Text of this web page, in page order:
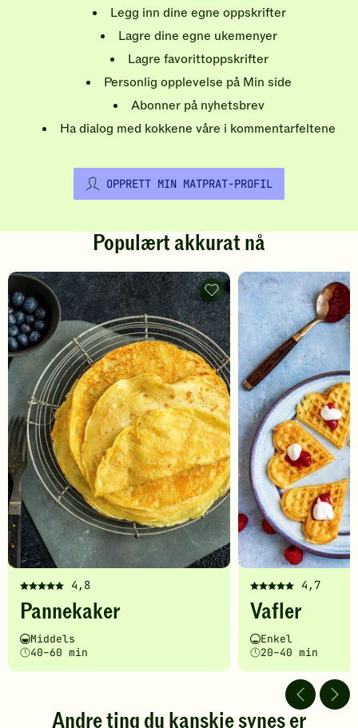
Legg inn dine egne oppskrifter
Lagre dine egne ukemenyer
Lagre favorittoppskrifter
Personlig opplevelse på Min side
Abonner på nyhetsbrev
Ha dialog med kokkene våre i kommentarfeltene
OPPRETT MIN MATPRAT-PROFIL
Populært akkurat nå
4,8
Denne
oppskriften
fått
5
av
stjerner.
Pannekaker
Vanskelighetsgrad
Middels
Tilberedningstid
40–60 min
Pannekaker
-
legg
til
favoritter
4,7
Denne
oppskriften
fått
5
av
stjerner.
Vafler
Vanskelighetsgrad
Enkel
Tilberedningstid
20–40 min
Andre ting du kanskje synes er